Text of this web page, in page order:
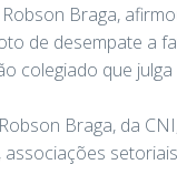
Braga,
de desempate a
colegiado que
Braga, da